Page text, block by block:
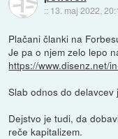
:: 13. maj 2022,
Plačani članki na
Je pa o njem zelo lepo
https://www.disenz.net/
Slab odnos do delavcev
Dejstvo je tudi, da
reče kapitalizem.